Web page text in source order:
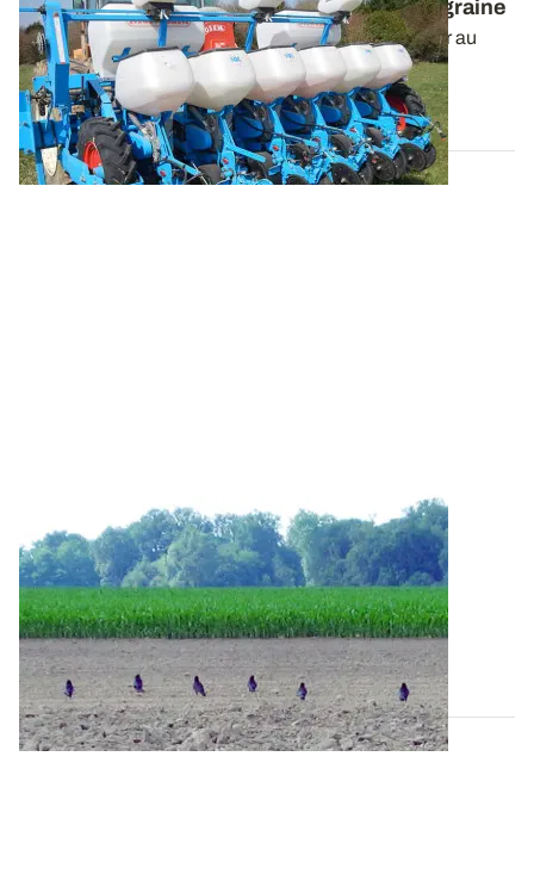
Maïs : vérifier le bon état du semoir monograine
De l’entretien à la ferme jusqu’aux réglages à affiner au
champ, retrouvez l’ABCDaire des...
01 MARS 2022
Lutte contre les corvidés sur maïs : des
solutions à combiner dès le semis
Le corbeau freux et la corneille noire sont les deux
principales espèces de corvidés qui...
03 DÉC. 2025